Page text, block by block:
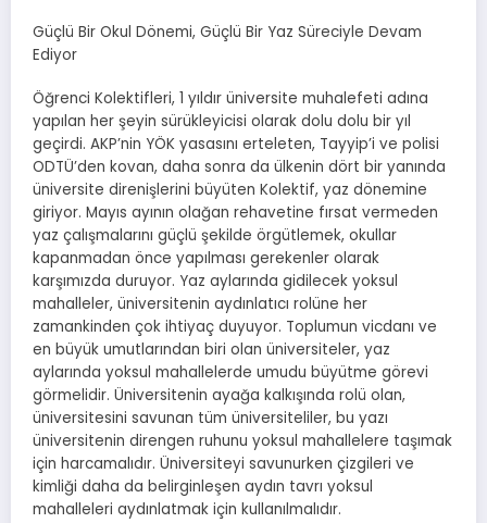
Güçlü Bir Okul Dönemi, Güçlü Bir Yaz Süreciyle Devam
Ediyor
Öğrenci Kolektifleri, 1 yıldır üniversite muhalefeti adına
yapılan her şeyin sürükleyicisi olarak dolu dolu bir yıl
geçirdi. AKP’nin YÖK yasasını erteleten, Tayyip’i ve polisi
ODTÜ’den kovan, daha sonra da ülkenin dört bir yanında
üniversite direnişlerini büyüten Kolektif, yaz dönemine
giriyor. Mayıs ayının olağan rehavetine fırsat vermeden
yaz çalışmalarını güçlü şekilde örgütlemek, okullar
kapanmadan önce yapılması gerekenler olarak
karşımızda duruyor. Yaz aylarında gidilecek yoksul
mahalleler, üniversitenin aydınlatıcı rolüne her
zamankinden çok ihtiyaç duyuyor. Toplumun vicdanı ve
en büyük umutlarından biri olan üniversiteler, yaz
aylarında yoksul mahallelerde umudu büyütme görevi
görmelidir. Üniversitenin ayağa kalkışında rolü olan,
üniversitesini savunan tüm üniversiteliler, bu yazı
üniversitenin direngen ruhunu yoksul mahallelere taşımak
için harcamalıdır. Üniversiteyi savunurken çizgileri ve
kimliği daha da belirginleşen aydın tavrı yoksul
mahalleleri aydınlatmak için kullanılmalıdır.